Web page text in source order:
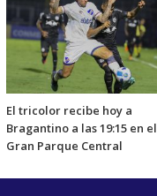
El tricolor recibe hoy a
Bragantino a las 19:15 en el
Gran Parque Central